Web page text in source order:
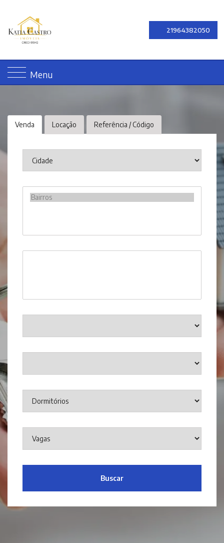
21964382050
Menu
Venda Locação Referência / Código
Buscar